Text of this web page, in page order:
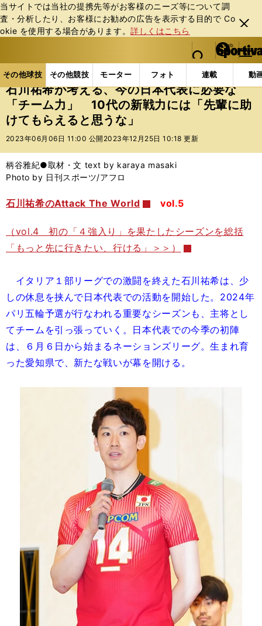
当サイトでは当社の提携先等がお客様のニーズ等について調
査・分析したり、お客様にお勧めの広告を表⽰する⽬的で Co
okie を使⽤する場合があります。詳しくはこちら
閉じ
る
web Sportiva (webスポルティーバ)
検索
マイペ
ー
ジ
メニュ
その他球技 その他競技 モーター フォト 連載 動
ス
ポ
ル
テ
ー
バ
その他球技の記事一覧 バレー 石川祐希が考える、
石川祐希が考える、今の日本代表に必要な
「チーム力」 10代の新戦力には「先輩に助
けてもらえると思うな」
2023年06月06日 11:00 公開 2023年12月25日 10:18 更新
柄谷雅紀●取材・文 text by karaya masaki
Photo by 日刊スポーツ/アフロ
石川祐希のAttack The World vol.5
（vol.4 初の「４強入り」を果たしたシーズンを総括
「もっと先に行きたい、行ける」＞＞）
イタリア１部リーグでの激闘を終えた石川祐希は、少
しの休息を挟んで日本代表での活動を開始した。2024年
パリ五輪予選が行なわれる重要なシーズンも、主将とし
てチームを引っ張っていく。日本代表での今季の初陣
は、６月６日から始まるネーションズリーグ。生まれ育
った愛知県で、新たな戦いが幕を開ける。